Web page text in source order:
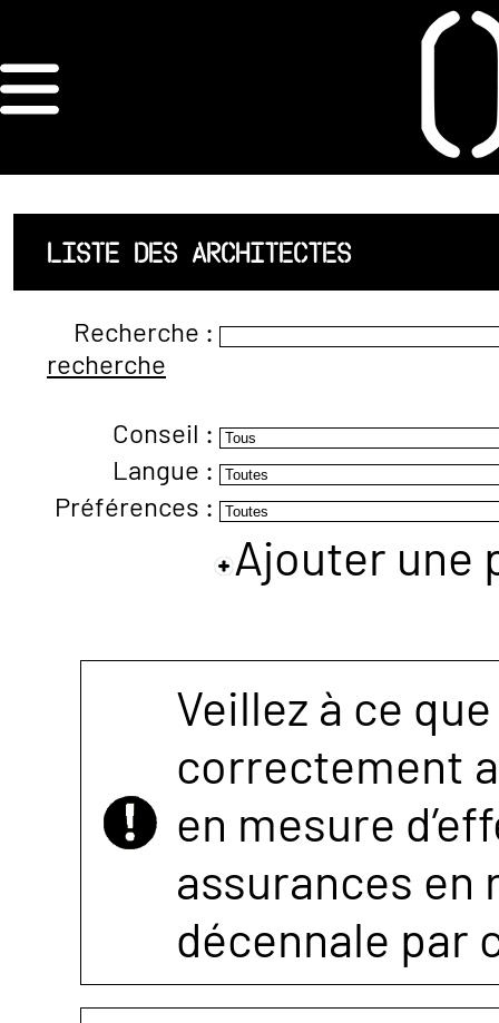
ORDRE DES
ARCHITECTES
ACCUEIL
LISTE DES
ARCHITECTES
JURISPRUDENCE
ANNEXE 4 CODT
LISTE DES ARCHITECTES
Recherche :
recherche
Conseil :
Langue :
Préférences :
Ajouter une
Veillez à ce
correctement
en mesure
assurances
décennale par